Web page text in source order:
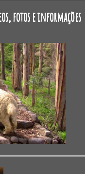
fotos e informações